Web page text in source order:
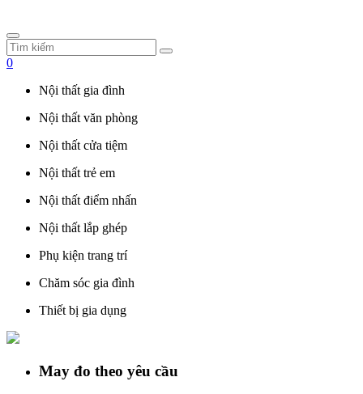
0
Nội thất gia đình
Nội thất văn phòng
Nội thất cửa tiệm
Nội thất trẻ em
Nội thất điểm nhấn
Nội thất lắp ghép
Phụ kiện trang trí
Chăm sóc gia đình
Thiết bị gia dụng
May đo theo yêu cầu